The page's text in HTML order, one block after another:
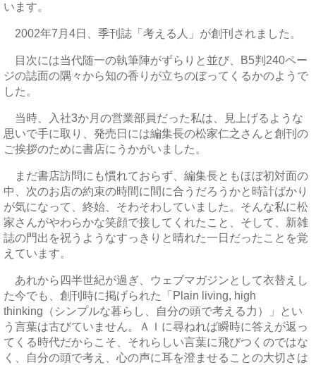
います。
2002年7月4日、季刊誌「考える人」が創刊されました。
目次には当代随一の執筆陣がずらりと並び、B5判240ペー
ジの誌面の隅々から知の香りが立ちのぼってくるかのようで
した。
当時、入社3か月の営業部員だった私は、見上げるような
思いで手に取り、発売日には編集長の松家仁之さんと創刊の
ご挨拶のために書店にうかがいました。
まだ書店訪問にも慣れておらず、編集長ともほぼ初対面の
中、次のお店の約束の時間に間に合うだろうかと時計ばかり
が気になって、終始、そわそわしていました。そんな私に松
家さんがやわらかな笑顔で接してくれたこと、そして、新雑
誌の門出を祝うようなすっきりと晴れた一日だったことを覚
えています。
あれから四半世紀が過ぎ、ウェブマガジンとして衣替えし
た今でも、創刊時に掲げられた「Plain living, high
thinking（シンプルな暮らし、自分の頭で考える力）」とい
う言葉は古びていません。ＡＩに尋ねれば瞬時に答えが返っ
てくる時代だからこそ、それらしい言葉に飛びつくのではな
く、自分の頭で考え、心の声に耳を澄ませることの大切さは